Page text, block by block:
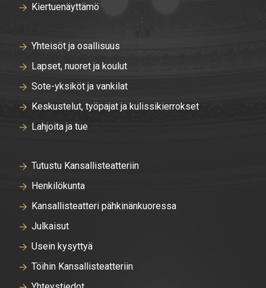
Kiertuenäyttämö
Yhteisöt ja osallisuus
Lapset, nuoret ja koulut
Sote-yksiköt ja vankilat
Keskustelut, työpajat ja kulissikierrokset
Lahjoita ja tue
Tutustu Kansallisteatteriin
Henkilökunta
Kansallisteatteri pähkinänkuoressa
Julkaisut
Usein kysyttyä
Töihin Kansallisteatteriin